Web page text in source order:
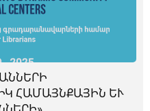
ՀԱՄԱՅՆՔԱՅԻՆ ԵՒ